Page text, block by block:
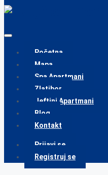
Početna
Mapa
Spa Apartmani
Zlatibor
Jeftini Apartmani
Blog
Kontakt
Prijavi se
Registruj se